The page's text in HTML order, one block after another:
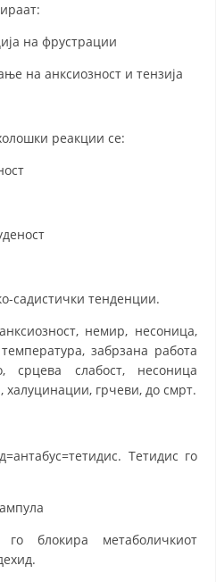
на фрустрации
на анксиозност и тензија
реакции се:
садистички тенденции.
немир, несоница,
забрзана работа
слабост, несоница
халуцинации, грчеви, до смрт.
Тетидис го
го блокира метаболичкиот